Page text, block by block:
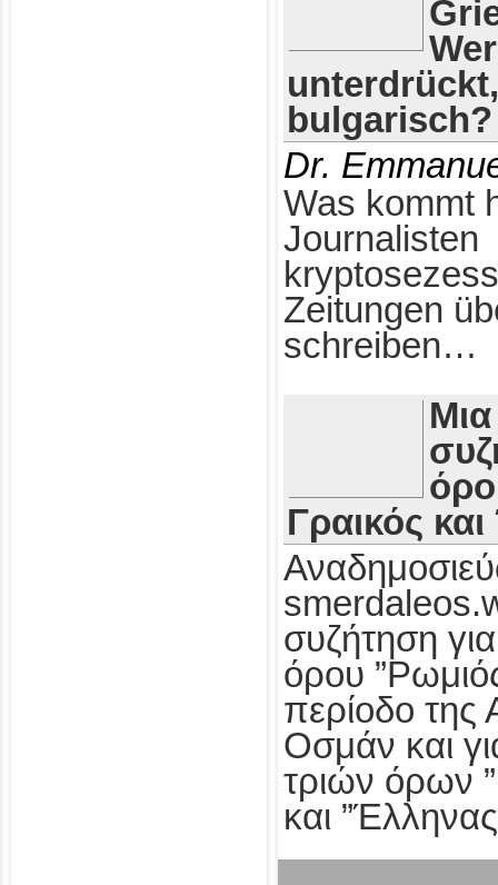
bulgarisch?
Dr.
Was kommt
Journalisten
Zeitungen
schreiben…
Μια
Γραικός
συζήτηση
όρου
περίοδο της
Οσμάν και
τριών όρων
και